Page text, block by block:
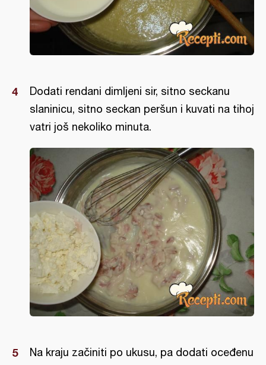
Dodati rendani dimljeni sir, sitno seckanu
slaninicu, sitno seckan peršun i kuvati na tihoj
vatri još nekoliko minuta.
Na kraju začiniti po ukusu, pa dodati oceđenu